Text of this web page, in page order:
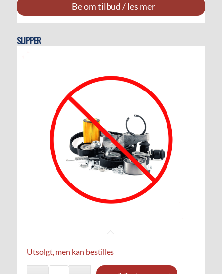
Be om tilbud / les mer
SLIPPER
Utsolgt, men kan bestilles